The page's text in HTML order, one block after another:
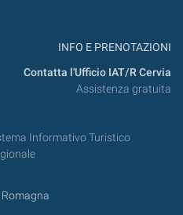
INFO E PRENOTAZIONI
Contatta l'Ufficio IAT/R Cervia
Assistenza gratuita
Informativo Turistico